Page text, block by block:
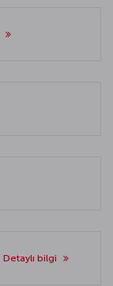
Detaylı bilgi